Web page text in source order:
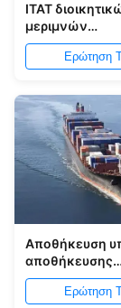
ITAT
μεριμνών
υπηρεσία
λιμένα Yantian
Ερώτηση
Αποθήκευση
αποθήκευσης
διοικητικών
λιμένωνΕρώτηση